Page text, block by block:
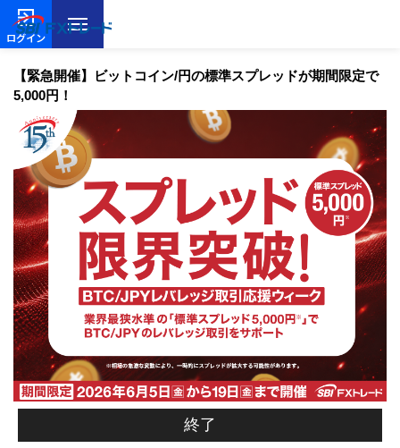
ログイン
【緊急開催】ビットコイン/円の標準スプレッドが期間限定で
5,000円！
終了